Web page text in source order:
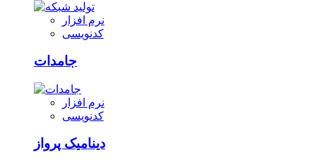
نرم افزار
کدنویسی
جامدات
نرم افزار
کدنویسی
دینامیک پرواز